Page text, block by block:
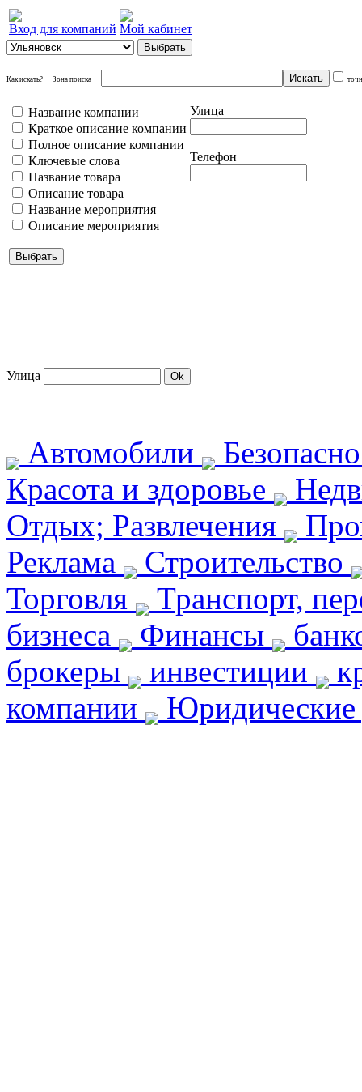
Вход для компаний Мой кабинет
Как искать? Зона поиска
Название компании
Краткое описание компании
Полное описание компании
Ключевые слова
Название товара
Описание товара
Название мероприятия
Описание мероприятия
Улица
Телефон
Улица
Автомобили
Красота и здоровье
Отдых; Развлечения
Реклама
Строительство
Торговля
Транспорт,
бизнеса
Финансы
брокеры
инвестиции
компании
Юридические